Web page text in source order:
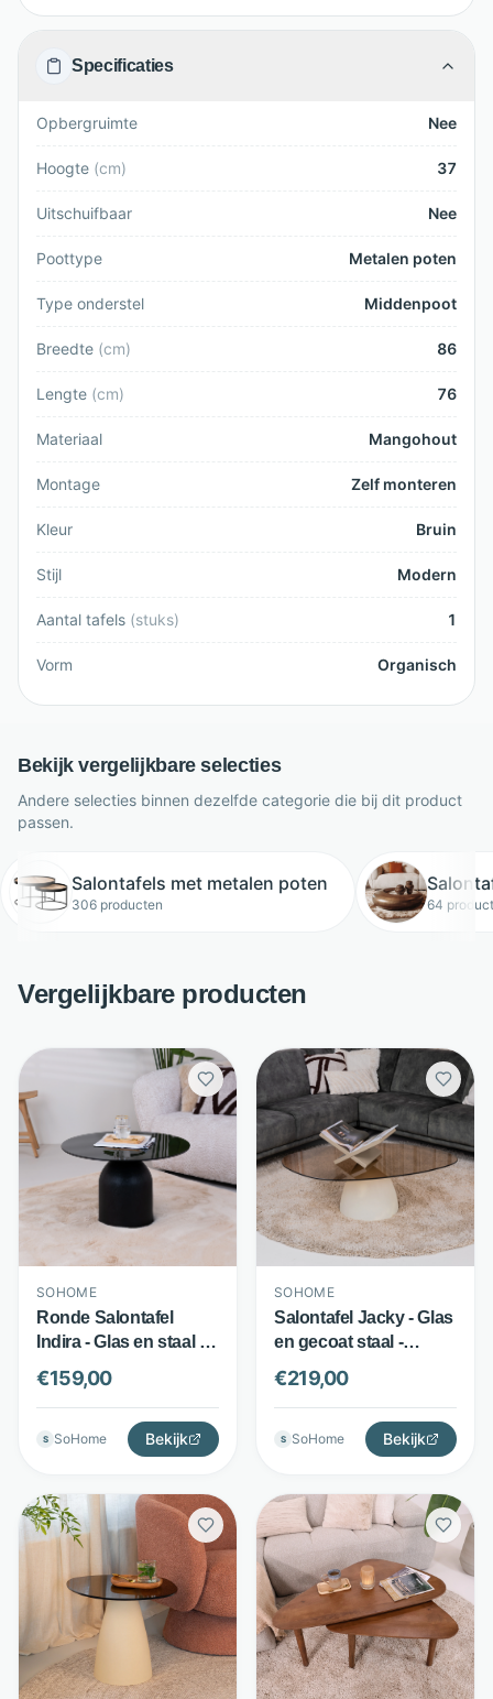
Specificaties
Opbergruimte Nee
Hoogte (cm) 37
Uitschuifbaar Nee
Poottype Metalen poten
Type onderstel Middenpoot
Breedte (cm) 86
Lengte (cm) 76
Materiaal Mangohout
Montage Zelf monteren
Kleur Bruin
Stijl Modern
Aantal tafels (stuks) 1
Vorm Organisch
Bekijk vergelijkbare selecties
Andere selecties binnen dezelfde categorie die bij dit product
passen.
Salontafels met metalen poten
306 producten 64
Vergelijkbare producten
SOHOME
Ronde Salontafel
Indira - Glas en staal -
Rookglazen blad -
Zwart - Sohome
€159,00
S SoHome Bekijk
SOHOME
Salontafel Jacky - Glas
en gecoat staal -
Organische vorm -
Beige - Sohome
€219,00
S SoHome Bekijk